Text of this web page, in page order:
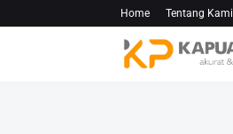
Home Tentang Kami